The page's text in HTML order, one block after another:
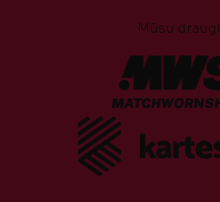
Mūsu draugi